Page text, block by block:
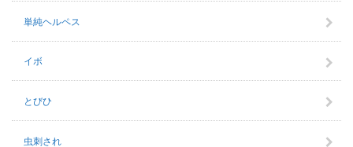
単純ヘルペス
イボ
とびひ
虫刺され